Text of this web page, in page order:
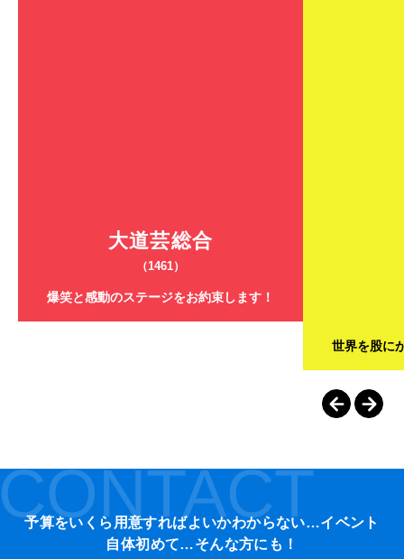
大道芸総合
（1461）
爆笑と感動のステージをお約束します！
世界を股に
予算をいくら用意すればよいかわからない…イベント
自体初めて…そんな方にも！